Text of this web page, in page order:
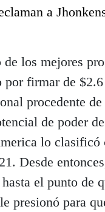
a
los mejores
firmar de
procedente
de poder
lo clasificó
Desde
el punto de
presionó para